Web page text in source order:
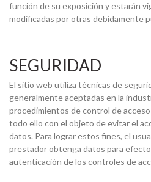
función de su exposición y estarán
modificadas por otras debidamente
SEGURIDAD
El sitio web utiliza técnicas de
generalmente aceptadas en la
procedimientos de control de
todo ello con el objeto de evitar el
datos. Para lograr estos fines, el
prestador obtenga datos para
autenticación de los controles de